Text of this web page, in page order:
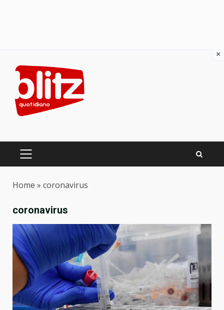
content
PRIMARY
Home » coronavirus
coronavirus
×